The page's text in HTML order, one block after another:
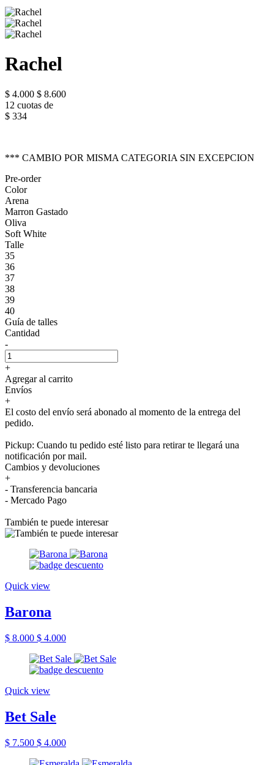
Rachel
$ 4.000 $ 8.600
12 cuotas de
$ 334
*** CAMBIO POR MISMA CATEGORIA SIN EXCEPCION
Pre-order
Color
Arena
Marron Gastado
Oliva
Soft White
Talle
35
36
37
38
39
40
Guía de talles
Cantidad
-
+
Agregar al carrito
Envíos
+
El costo del envío será abonado al momento de la entrega del
pedido.
Pickup: Cuando tu pedido esté listo para retirar te llegará una
notificación por mail.
Cambios y devoluciones
+
- Transferencia bancaria
- Mercado Pago
También te puede interesar
Quick view
Barona
$ 8.000 $ 4.000
Quick view
Bet Sale
$ 7.500 $ 4.000